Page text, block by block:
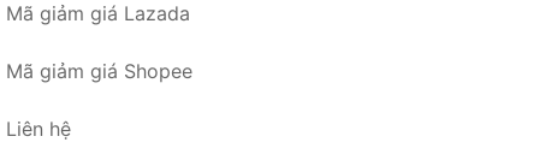
Mã giảm giá Lazada
Mã giảm giá Shopee
Liên hệ